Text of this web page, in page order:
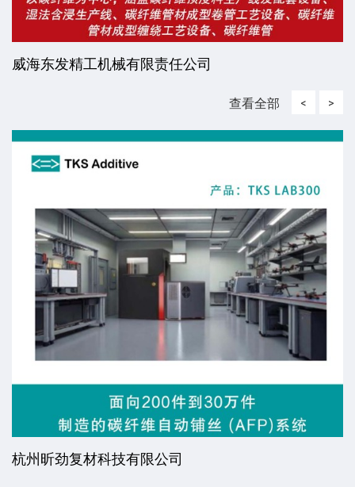
威海东发精工机械有限责任公司
查看全部 <
杭州昕劲复材科技有限公司
>